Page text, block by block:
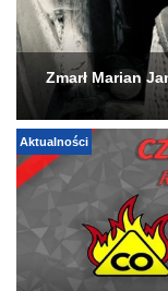
Zmarł Marian
Aktualności